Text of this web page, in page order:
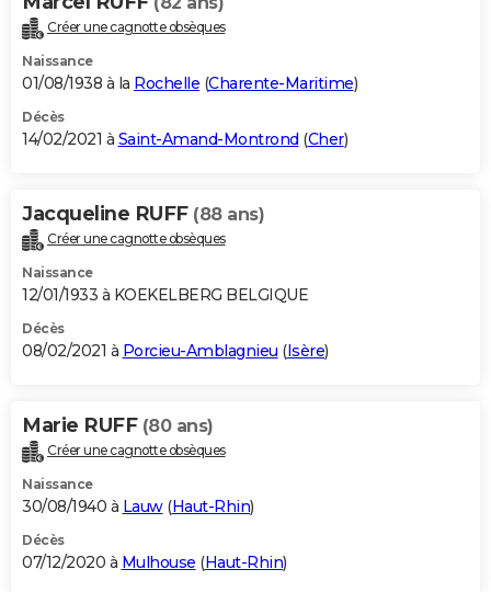
Créer une cagnotte obsèques
Naissance
01/08/1938 à la Rochelle (Charente-Maritime)
Décès
14/02/2021 à Saint-Amand-Montrond (Cher)
Jacqueline RUFF (88 ans)
Créer une cagnotte obsèques
Naissance
12/01/1933 à KOEKELBERG BELGIQUE
Décès
08/02/2021 à Porcieu-Amblagnieu (Isère)
Marie RUFF (80 ans)
Créer une cagnotte obsèques
Naissance
30/08/1940 à Lauw(Haut-Rhin)
Décès
07/12/2020 à Mulhouse (Haut-Rhin)